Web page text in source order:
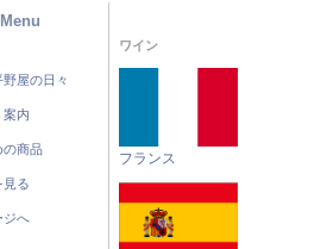
Menu
屋の日々
案内
の商品
見る
ジへ
ワイン
フランス